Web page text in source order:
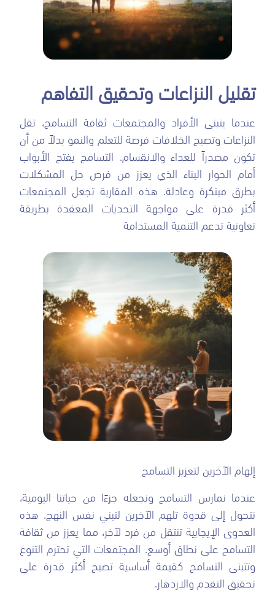
تقليل النزاعات وتحقيق التفاهم
عندما يتبنى الأفراد والمجتمعات ثقافة التسامح، تقل
النزاعات وتصبح الخلافات فرصة للتعلم والنمو بدلاً من أن
تكون مصدراً للعداء والانقسام. التسامح يفتح الأبواب
أمام الحوار البناء الذي يعزز من فرص حل المشكلات
بطرق مبتكرة وعادلة. هذه المقاربة تجعل المجتمعات
أكثر قدرة على مواجهة التحديات المعقدة بطريقة
تعاونية تدعم التنمية المستدامة
إلهام الآخرين لتعزيز التسامح
عندما نمارس التسامح ونجعله جزءًا من حياتنا اليومية،
نتحول إلى قدوة تلهم الآخرين لتبني نفس النهج. هذه
العدوى الإيجابية تنتقل من فرد لآخر، مما يعزز من ثقافة
التسامح على نطاق أوسع. المجتمعات التي تحترم التنوع
وتتبنى التسامح كقيمة أساسية تصبح أكثر قدرة على
تحقيق التقدم والازدهار.